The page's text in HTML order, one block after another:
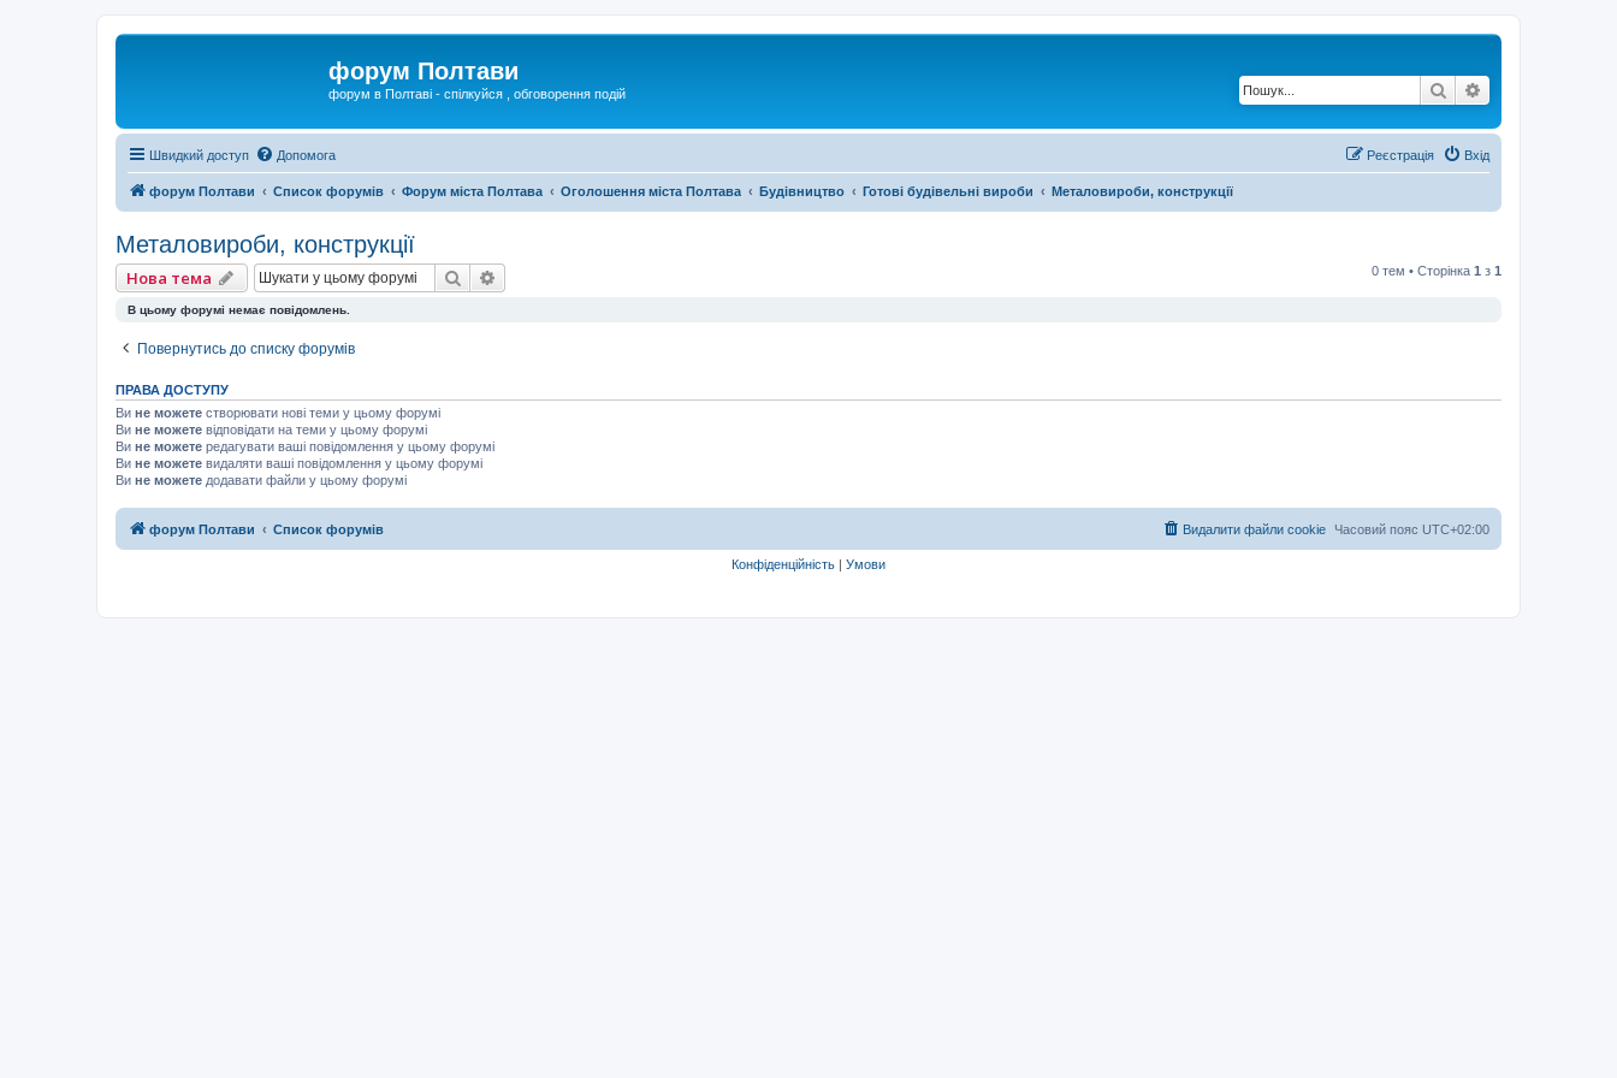
форум Полтави
форум в Полтаві - спілкуйся , обговорення подій Пошук
Швидкий доступ Допомога Вхід
Реєстрація
форум Полтави Список форумів Форум міста Полтава Оголошення міста Полтава Будівництво Готові будівельні вироби Металовироби, конструкції
Металовироби, конструкції
Нова тема Пошук 0 тем • Сторінка 1 з 1
В цьому форумі немає повідомлень.
Повернутись до списку форумів
ПРАВА ДОСТУПУ
Ви не можете створювати нові теми у цьому форумі
Ви не можете відповідати на теми у цьому форумі
Ви не можете редагувати ваші повідомлення у цьому форумі
Ви не можете видаляти ваші повідомлення у цьому форумі
Ви не можете додавати файли у цьому форумі
форум Полтави Список форумів Часовий пояс UTC+02:00
Видалити файли cookie
Конфіденційність | Умови